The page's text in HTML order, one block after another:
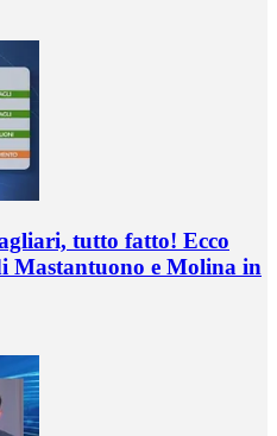
tutto fatto! Ecco
Mastantuono e Molina in